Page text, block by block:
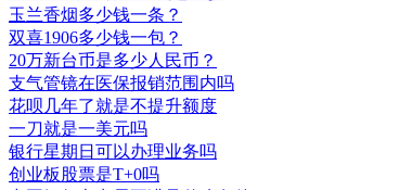
玉兰香烟多少钱一条？
双喜1906多少钱一包？
20万新台币是多少人民币？
支气管镜在医保报销范围内吗
花呗几年了就是不提升额度
一刀就是一美元吗
银行星期日可以办理业务吗
创业板股票是T+0吗